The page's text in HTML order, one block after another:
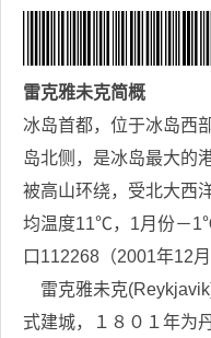
雷克雅未克简概
冰岛首都，位于冰岛西
岛北侧，是冰岛最大的
被高山环绕，受北大西
均温度11℃，1月份－
口112268（2001年12月
雷克雅未克
式建城，１８０１年为